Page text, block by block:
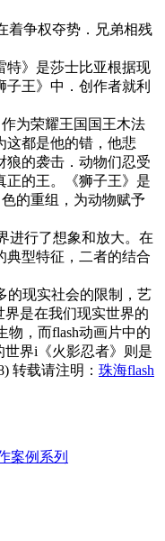
着争权夺势．兄弟相残
特》是莎士比亚根据现
王》中．创作者就利
为荣耀王国国王木法
这都是他的错，他悲
的袭击．动物们忍受
正的王。《狮子王》是
的重组，为动物赋予
进行了想象和放大。在
典型特征，二者的结合
的现实社会的限制，艺
界是在我们现实世界的
，而flash动画片中的
界i《火影忍者》则是
转载请注明： 珠海flash
案例系列